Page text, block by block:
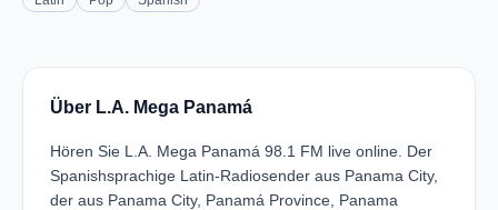
Über L.A. Mega Panamá
Hören Sie L.A. Mega Panamá 98.1 FM live online. Der
Spanishsprachige Latin-Radiosender aus Panama City,
der aus Panama City, Panamá Province, Panama